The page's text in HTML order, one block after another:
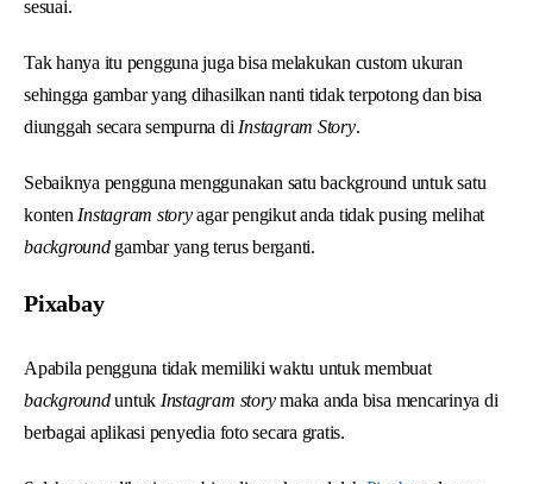
sesuai.
Tak hanya itu pengguna juga bisa melakukan custom ukuran
sehingga gambar yang dihasilkan nanti tidak terpotong dan bisa
diunggah secara sempurna di Instagram Story.
Sebaiknya pengguna menggunakan satu background untuk satu
konten Instagram storyagar pengikut anda tidak pusing melihat
backgroundgambar yang terus berganti.
Pixabay
Apabila pengguna tidak memiliki waktu untuk membuat
backgrounduntuk Instagram storymaka anda bisa mencarinya di
berbagai aplikasi penyedia foto secara gratis.